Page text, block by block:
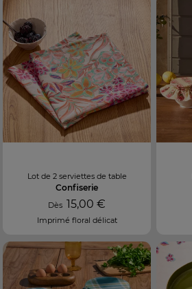
Lot de 2 serviettes de table
Confiserie
Dès 15,00 €
Imprimé floral délicat